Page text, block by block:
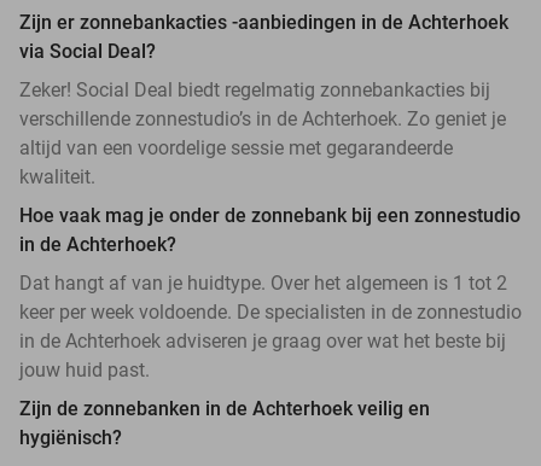
Zijn er zonnebankacties -aanbiedingen in de Achterhoek
via Social Deal?
Zeker! Social Deal biedt regelmatig zonnebankacties bij
verschillende zonnestudio’s in de Achterhoek. Zo geniet je
altijd van een voordelige sessie met gegarandeerde
kwaliteit.
Hoe vaak mag je onder de zonnebank bij een zonnestudio
in de Achterhoek?
Dat hangt af van je huidtype. Over het algemeen is 1 tot 2
keer per week voldoende. De specialisten in de zonnestudio
in de Achterhoek adviseren je graag over wat het beste bij
jouw huid past.
Zijn de zonnebanken in de Achterhoek veilig en
hygiënisch?